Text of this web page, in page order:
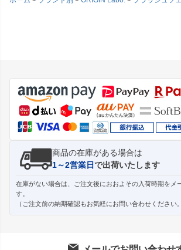
商品の在庫がある場合は
1～2営業日で出荷いたします
在庫がない場合は、ご注文後におおよその入荷時期をメ
す。
（ご注文前の納期確認もお気軽にお問い合わせください